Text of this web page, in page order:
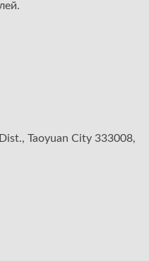
Taoyuan City 333008,